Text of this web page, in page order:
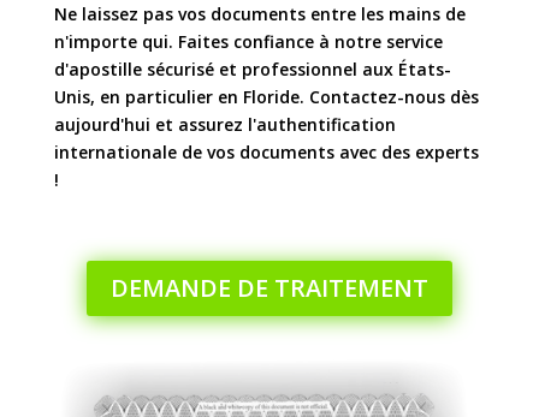
Ne laissez pas vos documents entre les mains de
n'importe qui. Faites confiance à notre service
d'apostille sécurisé et professionnel aux États-
Unis, en particulier en Floride. Contactez-nous dès
aujourd'hui et assurez l'authentification
internationale de vos documents avec des experts
!
DEMANDE DE TRAITEMENT